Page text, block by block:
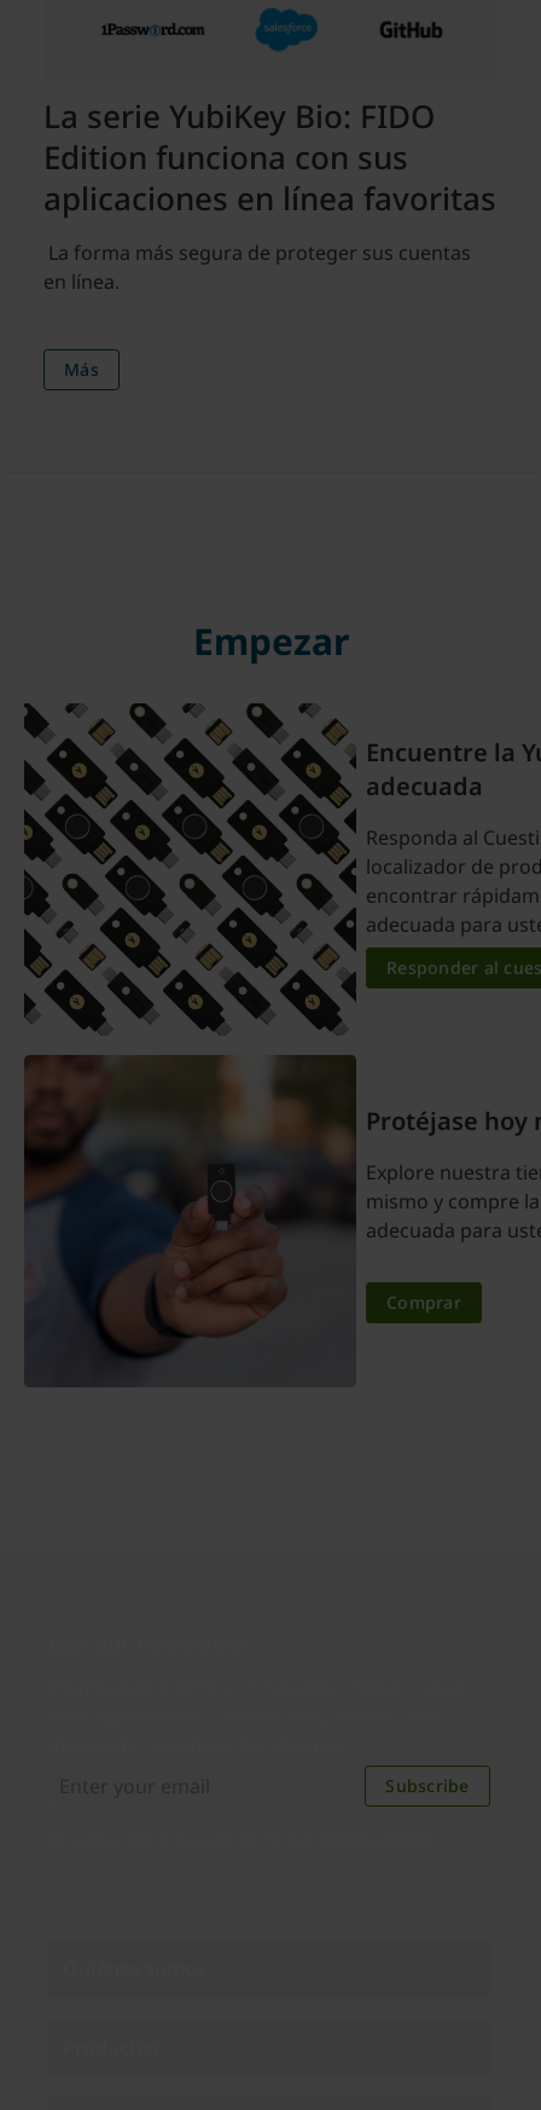
La serie YubiKey Bio: FIDO
Edition funciona con sus
aplicaciones en línea favoritas
​ La forma más segura de proteger sus cuentas
en línea.
Más
Empezar
Encuentre la
adecuada
Responda al
localizador de
encontrar
adecuada para
Responder al
Protéjase hoy
Explore nuestra
mismo y compre
adecuada para
Comprar
Subscribe